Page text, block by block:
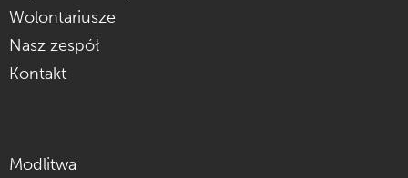
Wolontariusze
Nasz zespół
Kontakt
Modlitwa